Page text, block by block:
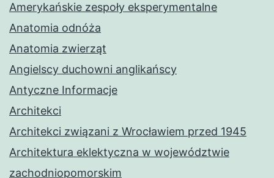
Amerykańskie zespoły eksperymentalne
Anatomia odnóża
Anatomia zwierząt
Angielscy duchowni anglikańscy
Antyczne Informacje
Architekci
Architekci związani z Wrocławiem przed 1945
Architektura eklektyczna w województwie
zachodniopomorskim